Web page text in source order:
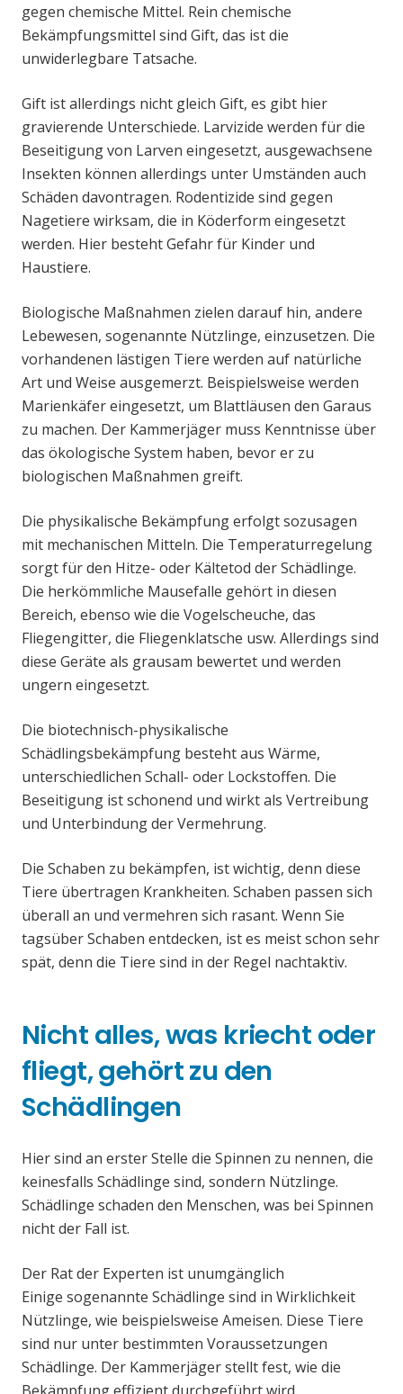
gegen chemische Mittel. Rein chemische
Bekämpfungsmittel sind Gift, das ist die
unwiderlegbare Tatsache.
Gift ist allerdings nicht gleich Gift, es gibt hier
gravierende Unterschiede. Larvizide werden für die
Beseitigung von Larven eingesetzt, ausgewachsene
Insekten können allerdings unter Umständen auch
Schäden davontragen. Rodentizide sind gegen
Nagetiere wirksam, die in Köderform eingesetzt
werden. Hier besteht Gefahr für Kinder und
Haustiere.
Biologische Maßnahmen zielen darauf hin, andere
Lebewesen, sogenannte Nützlinge, einzusetzen. Die
vorhandenen lästigen Tiere werden auf natürliche
Art und Weise ausgemerzt. Beispielsweise werden
Marienkäfer eingesetzt, um Blattläusen den Garaus
zu machen. Der Kammerjäger muss Kenntnisse über
das ökologische System haben, bevor er zu
biologischen Maßnahmen greift.
Die physikalische Bekämpfung erfolgt sozusagen
mit mechanischen Mitteln. Die Temperaturregelung
sorgt für den Hitze- oder Kältetod der Schädlinge.
Die herkömmliche Mausefalle gehört in diesen
Bereich, ebenso wie die Vogelscheuche, das
Fliegengitter, die Fliegenklatsche usw. Allerdings sind
diese Geräte als grausam bewertet und werden
ungern eingesetzt.
Die biotechnisch-physikalische
Schädlingsbekämpfung besteht aus Wärme,
unterschiedlichen Schall- oder Lockstoffen. Die
Beseitigung ist schonend und wirkt als Vertreibung
und Unterbindung der Vermehrung.
Die Schaben zu bekämpfen, ist wichtig, denn diese
Tiere übertragen Krankheiten. Schaben passen sich
überall an und vermehren sich rasant. Wenn Sie
tagsüber Schaben entdecken, ist es meist schon sehr
spät, denn die Tiere sind in der Regel nachtaktiv.
Nicht alles, was kriecht oder
fliegt, gehört zu den
Schädlingen
Hier sind an erster Stelle die Spinnen zu nennen, die
keinesfalls Schädlinge sind, sondern Nützlinge.
Schädlinge schaden den Menschen, was bei Spinnen
nicht der Fall ist.
Der Rat der Experten ist unumgänglich
Einige sogenannte Schädlinge sind in Wirklichkeit
Nützlinge, wie beispielsweise Ameisen. Diese Tiere
sind nur unter bestimmten Voraussetzungen
Schädlinge. Der Kammerjäger stellt fest, wie die